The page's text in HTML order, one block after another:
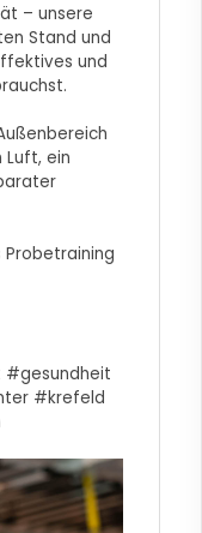
– unsere
Stand und
und
Luft, ein
#gesundheit
#krefeld